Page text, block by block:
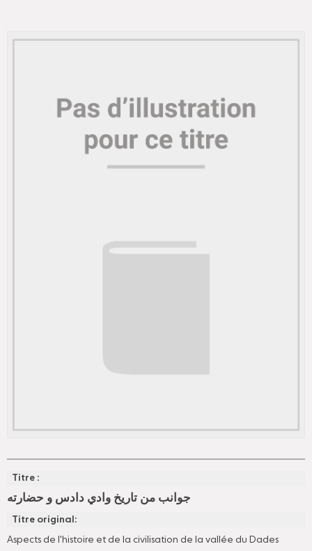
Titre :
جوانب من تاريخ وادي دادس و حضارته
Titre original:
Aspects de l'histoire et de la civilisation de la vallée du Dades